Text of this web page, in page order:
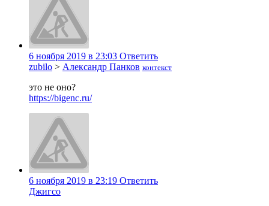
6 ноября 2019 в 23:03 Ответить
zubilo > Александр Панков контекст
это не оно?
https://bigenc.ru/
6 ноября 2019 в 23:19 Ответить
Джигсо